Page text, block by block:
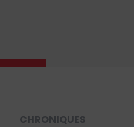
CHRONIQUES